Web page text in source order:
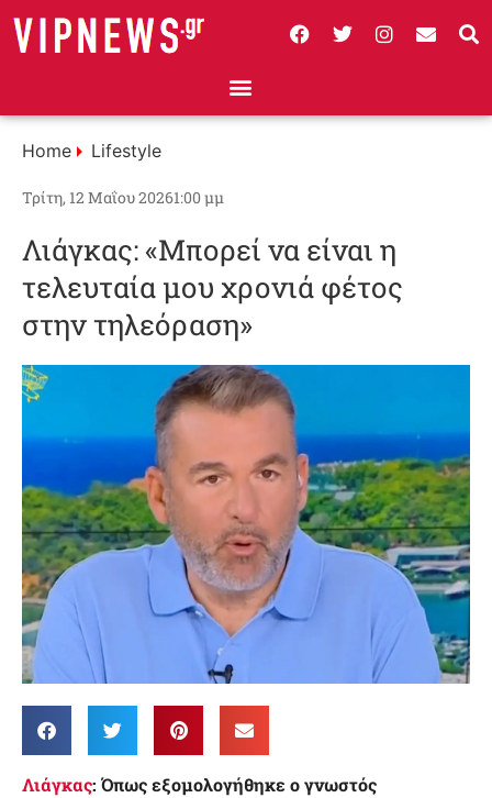
Home Lifestyle
Τρίτη, 12 Μαΐου 20261:00 μμ
Λιάγκας: «Μπορεί να είναι η
τελευταία μου χρονιά φέτος
στην τηλεόραση»
Λιάγκας: Όπως εξομολογήθηκε ο γνωστός